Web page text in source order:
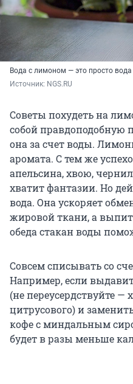
Вода с лимоном — это просто
Источник: NGS.RU
Советы похудеть на
собой правдоподобную
она за счет воды.
аромата. С тем же
апельсина, хвою,
хватит фантазии. Но
вода. Она ускоряет
жировой ткани, а
обеда стакан воды
Совсем списывать со
Например, если
(не переусердствуйте
цитрусового) и
кофе с миндальным
будет в разы меньше